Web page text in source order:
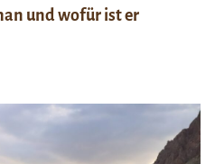
und wofür ist er